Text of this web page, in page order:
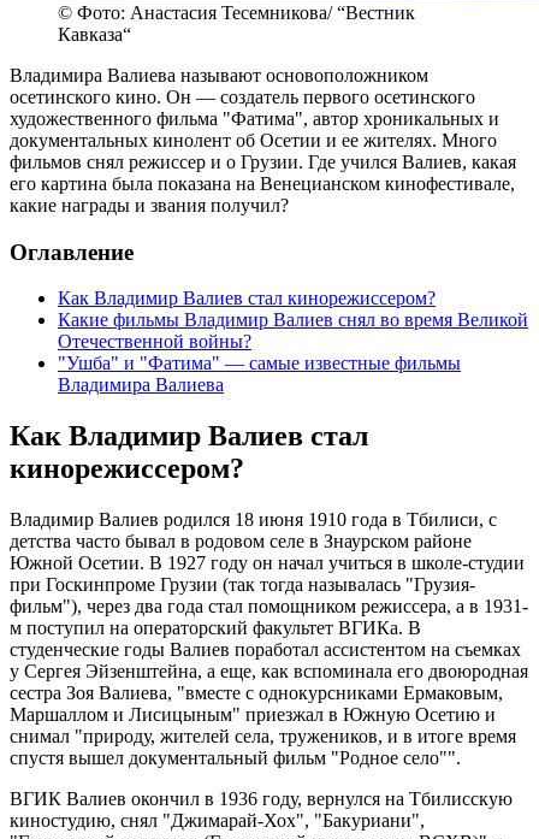
© Фото: Анастасия Тесемникова/ “Вестник
Кавказа“
Владимира Валиева называют основоположником
осетинского кино. Он — создатель первого осетинского
художественного фильма "Фатима", автор хроникальных и
документальных кинолент об Осетии и ее жителях. Много
фильмов снял режиссер и о Грузии. Где учился Валиев, какая
его картина была показана на Венецианском кинофестивале,
какие награды и звания получил?
Оглавление
Как Владимир Валиев стал кинорежиссером?
Какие фильмы Владимир Валиев снял во время Великой
Отечественной войны?
"Ушба" и "Фатима" — самые известные фильмы
Владимира Валиева
Как Владимир Валиев стал
кинорежиссером?
Владимир Валиев родился 18 июня 1910 года в Тбилиси, с
детства часто бывал в родовом селе в Знаурском районе
Южной Осетии. В 1927 году он начал учиться в школе-студии
при Госкинпроме Грузии (так тогда называлась "Грузия-
фильм"), через два года стал помощником режиссера, а в 1931-
м поступил на операторский факультет ВГИКа. В
студенческие годы Валиев поработал ассистентом на съемках
у Сергея Эйзенштейна, а еще, как вспоминала его двоюродная
сестра Зоя Валиева, "вместе с однокурсниками Ермаковым,
Маршаллом и Лисицыным" приезжал в Южную Осетию и
снимал "природу, жителей села, тружеников, и в итоге время
спустя вышел документальный фильм "Родное село"".
ВГИК Валиев окончил в 1936 году, вернулся на Тбилисскую
киностудию, снял "Джимарай-Хох", "Бакуриани",